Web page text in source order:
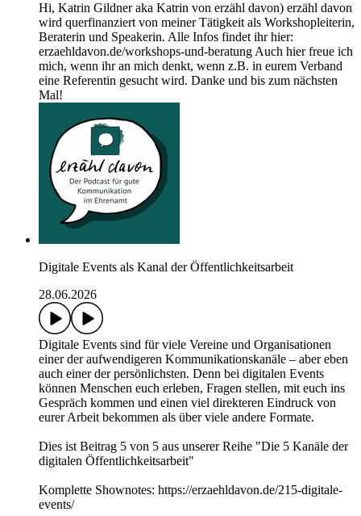
Hi, Katrin Gildner aka Katrin von erzähl davon) erzähl davon
wird querfinanziert von meiner Tätigkeit als Workshopleiterin,
Beraterin und Speakerin. Alle Infos findet ihr hier:
erzaehldavon.de/workshops-und-beratung Auch hier freue ich
mich, wenn ihr an mich denkt, wenn z.B. in eurem Verband
eine Referentin gesucht wird. Danke und bis zum nächsten
Mal!
Digitale Events als Kanal der Öffentlichkeitsarbeit
28.06.2026
Digitale Events sind für viele Vereine und Organisationen
einer der aufwendigeren Kommunikationskanäle – aber eben
auch einer der persönlichsten. Denn bei digitalen Events
können Menschen euch erleben, Fragen stellen, mit euch ins
Gespräch kommen und einen viel direkteren Eindruck von
eurer Arbeit bekommen als über viele andere Formate.
Dies ist Beitrag 5 von 5 aus unserer Reihe "Die 5 Kanäle der
digitalen Öffentlichkeitsarbeit"
Komplette Shownotes: https://erzaehldavon.de/215-digitale-
events/